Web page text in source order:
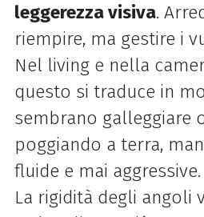
leggerezza visiva.
riempire, ma gestire i
Nel living e nella
questo si traduce in
sembrano galleggiare
poggiando a terra,
fluide e mai aggressive.
La rigidità degli angoli